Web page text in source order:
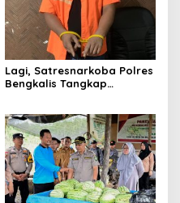
Lagi, Satresnarkoba Polres
Bengkalis Tangkap